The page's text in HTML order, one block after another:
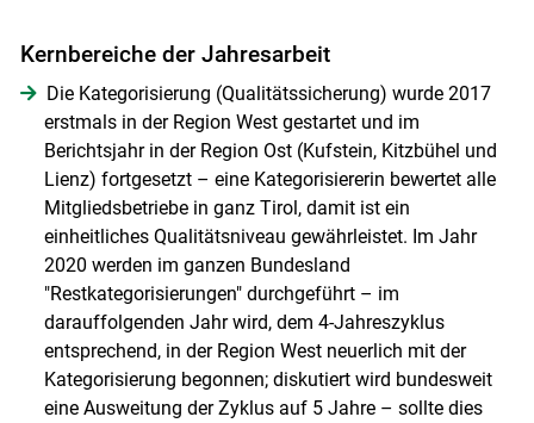
Kernbereiche der Jahresarbeit
Die Kategorisierung (Qualitätssicherung) wurde 2017
erstmals in der Region West gestartet und im
Berichtsjahr in der Region Ost (Kufstein, Kitzbühel und
Lienz) fortgesetzt – eine Kategorisiererin bewertet alle
Mitgliedsbetriebe in ganz Tirol, damit ist ein
einheitliches Qualitätsniveau gewährleistet. Im Jahr
2020 werden im ganzen Bundesland
"Restkategorisierungen" durchgeführt – im
darauffolgenden Jahr wird, dem 4-Jahreszyklus
entsprechend, in der Region West neuerlich mit der
Kategorisierung begonnen; diskutiert wird bundesweit
eine Ausweitung der Zyklus auf 5 Jahre – sollte dies